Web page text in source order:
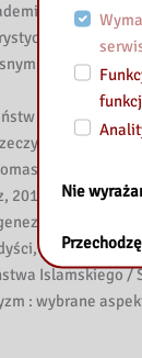
–
: wybrane
państwie /
Unii
R.
analiza /
kidnaperzy /
Islamskiego
: wybrane
Nie